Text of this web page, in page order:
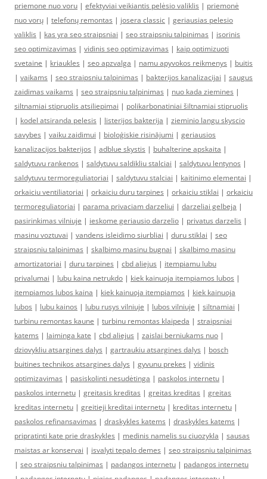
priemone nuo voru | efektyviai veikiantis pelėsio valiklis | priemonė
nuo vorų | telefonų remontas | josera classic | geriausias pelesio
valiklis | kas yra seo straipsniai | seo straipsniu talpinimas | isorinis
seo optimizavimas | vidinis seo optimizavimas | kaip optimizuoti
svetaine | kriaukles | seo apzvalga | namu apyvokos reikmenys | buitis
| vaikams | seo straipsniu talpinimas | bakterijos kanalizacijai | saugus
zaidimas vaikams | seo straipsniu talpinimas | nuo kada ziemines |
siltnamiai stipruolis atsiliepimai | polikarbonatiniai šiltnamiai stipruolis
| kodel atsiranda pelesis | listerijos bakterija | zieminio langu skyscio
savybes | vaiku zaidimui | bioloģiskie risinājumi | geriausios
kanalizacijos bakterijos | adblue skystis | buhalterine apskaita |
saldytuvu rankenos | saldytuvu saldikliu stalciai | saldytuvu lentynos |
saldytuvu termoreguliatoriai | saldytuvu stalciai | kaitinimo elementai |
orkaiciu ventiliatoriai | orkaiciu duru tarpines | orkaiciu stiklai | orkaiciu
termoreguliatoriai | parama privaciam darzeliui | darzeliai gelbeja |
pasirinkimas vilniuje | ieskome geriausio darzelio | privatus darzelis |
masinu voztuvai | vandens isleidimo siurbliai | duru stiklai | seo
straipsniu talpinimas | skalbimo masinu bugnai | skalbimo masinu
amortizatoriai | duru tarpines | cbd aliejus | itempiamu lubu
privalumai | lubu kaina netrukdo | kiek kainuoja itempiamos lubos |
itempiamos lubos kaina | kiek kainuoja itempiamos | kiek kainuoja
lubos | lubu kainos | lubu rusys vilniuje | lubos vilniuje | siltnamiai |
turbinu remontas kaune | turbinu remontas klaipeda | straipsniai
katems | laiminga kate | cbd aliejus | zaislai berniukams nuo |
dziovykliu atsargines dalys | gartraukiu atsargines dalys | bosch
buitines technikos atsargines dalys | gyvunu prekes | vidinis
optimizavimas | pasiskolinti nesudėtinga | paskolos internetu |
paskolos internetu | greitasis kreditas | greitas kreditas | greitas
kreditas internetu | greitieji kreditai internetu | kreditas internetu |
paskolos refinansavimas | draskykles katems | draskykles katems |
pripratinti kate prie draskykles | medinis namelis su ciuozykla | sausas
maistas ar konservai | isvalyti tepalo demes | seo straipsniu talpinimas
| seo straipsniu talpinimas | padangos internetu | padangos internetu